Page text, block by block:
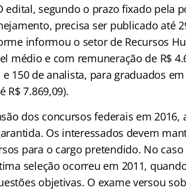
edital, segundo o prazo fixado pela
precisa ser publicado até
informou o setor de Recursos
médio e com remuneração de R$
e 150 de analista, para graduados
R$ 7.869,09).
dos concursos federais em 2016,
Os interessados devem
para o cargo pretendido. No
seleção ocorreu em 2011,
objetivas. O exame versou